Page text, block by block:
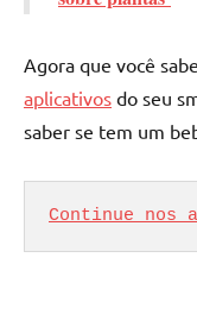
Agora que você
aplicativos do seu
saber se tem um
Continue nos